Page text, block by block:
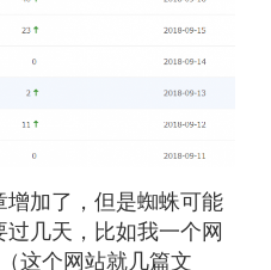
加了，但是蜘蛛可能
几天，比如我一个网
这个网站就几篇文